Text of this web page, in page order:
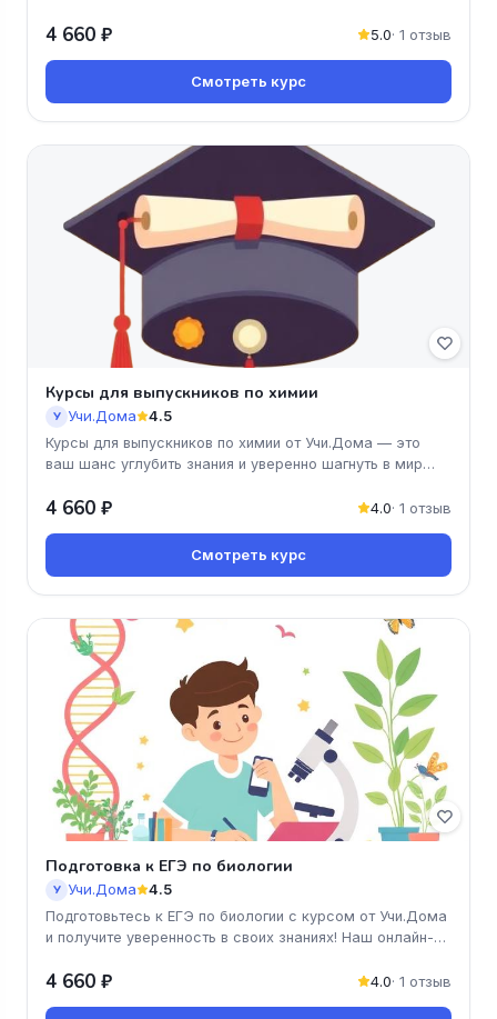
4 660 ₽ 5.0· 1 отзыв
Смотреть курс
Курсы для выпускников по химии
У Учи.Дома 4.5
Курсы для выпускников по химии от Учи.Дома — это
ваш шанс углубить знания и уверенно шагнуть в мир
4 660 ₽ 4.0· 1 отзыв
Смотреть курс
Подготовка к ЕГЭ по биологии
У Учи.Дома 4.5
Подготовьтесь к ЕГЭ по биологии с курсом от Учи.Дома
и получите уверенность в своих знаниях! Наш онлайн-
4 660 ₽ 4.0· 1 отзыв